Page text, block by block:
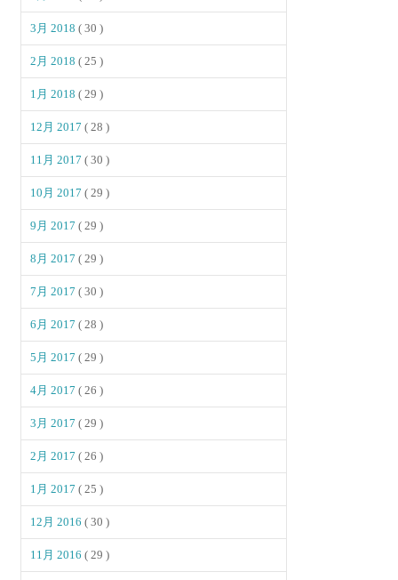
3月 2018( 30 )
2月 2018( 25 )
1月 2018( 29 )
12月 2017( 28 )
11月 2017( 30 )
10月 2017( 29 )
9月 2017( 29 )
8月 2017( 29 )
7月 2017( 30 )
6月 2017( 28 )
5月 2017( 29 )
4月 2017( 26 )
3月 2017( 29 )
2月 2017( 26 )
1月 2017( 25 )
12月 2016( 30 )
11月 2016( 29 )